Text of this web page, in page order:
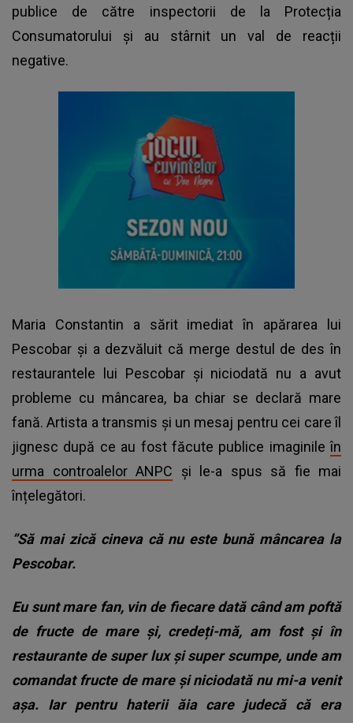
publice de către inspectorii de la Protecția
Consumatorului și au stârnit un val de reacții
negative.
Maria Constantin a sărit imediat în apărarea lui
Pescobar și a dezvăluit că merge destul de des în
restaurantele lui Pescobar și niciodată nu a avut
probleme cu mâncarea, ba chiar se declară mare
fană. Artista a transmis și un mesaj pentru cei care îl
jignesc după ce au fost făcute publice imaginileîn
urma controalelor ANPC și le-a spus să fie mai
înțelegători.
”Să mai zică cineva că nu este bună mâncarea la
Pescobar.
Eu sunt mare fan, vin de fiecare dată când am poftă
de fructe de mare și, credeți-mă, am fost și în
restaurante de super lux și super scumpe, unde am
comandat fructe de mare și niciodată nu mi-a venit
așa. Iar pentru haterii ăia care judecă că era